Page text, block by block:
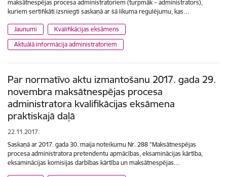
maksātnespējas procesa administratoriem (turpmāk – administrators),
kuriem sertifikāti izsniegti saskaņā ar šā likuma regulējumu, kas…
Jaunumi
Kvalifikācijas eksāmens
Aktuālā informācija administratoriem
Par normatīvo aktu izmantošanu 2017. gada 29.
novembra maksātnespējas procesa
administratora kvalifikācijas eksāmena
praktiskajā daļā
22.11.2017.
Saskaņā ar 2017. gada 30. maija noteikumu Nr. 288 "Maksātnespējas
procesa administratora pretendentu apmācības, eksaminācijas kārtība,
eksaminācijas komisijas darbības kārtība un maksātnespējas…